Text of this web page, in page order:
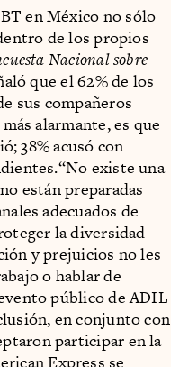
en México no sólo
de los propios
Nacional sobre
que el 62% de los
sus compañeros
alarmante, es que
38% acusó con
existe una
están preparadas
adecuados de
la diversidad
y prejuicios no les
o hablar de
público de ADIL
en conjunto con
participar en la
Express se